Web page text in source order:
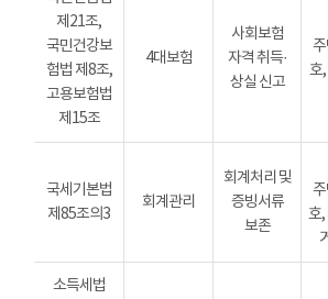
제21조,
국민건강보
험법 제8조,
고용보험법
제15조
4대보험
사회보험
자격 취득·
상실 신고
호
국세기본법
제85조의3
회계관리
회계처리 및
증빙서류
보존
호,
소득세법